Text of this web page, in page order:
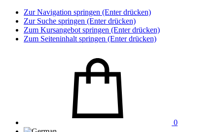
Zur Navigation springen (Enter drücken)
Zur Suche springen (Enter drücken)
Zum Kursangebot springen (Enter drücken)
Zum Seiteninhalt springen (Enter drücken)
0